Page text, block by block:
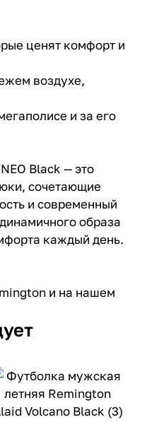
ценят комфорт и
воздухе,
и за его
Black — это
сочетающие
и современный
образа
каждый день.
и на нашем